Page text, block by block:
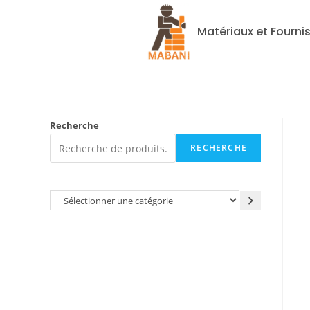
Matériaux et
Recherche
RECHERCHE